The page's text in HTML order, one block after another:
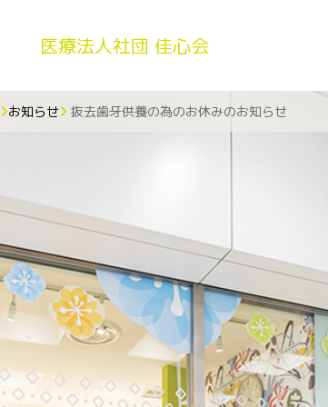
医療法人社団 佳心会
お知らせ 抜去歯牙供養の為のお休みのお知らせ